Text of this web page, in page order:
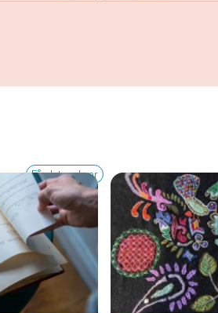
till Dragspel Nybörjare
Få platser kvar